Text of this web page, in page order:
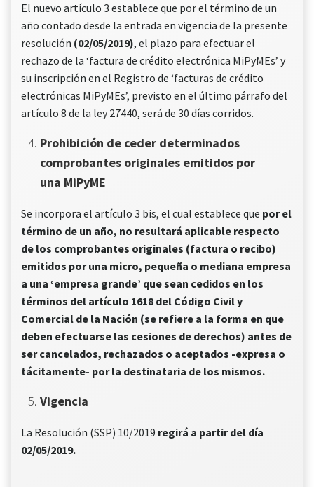
El nuevo artículo 3 establece que por el término de un
año contado desde la entrada en vigencia de la presente
resolución (02/05/2019), el plazo para efectuar el
rechazo de la ‘factura de crédito electrónica MiPyMEs’ y
su inscripción en el Registro de ‘facturas de crédito
electrónicas MiPyMEs’, previsto en el último párrafo del
artículo 8 de la ley 27440, será de 30 días corridos.
Prohibición de ceder determinados
comprobantes originales emitidos por
una MiPyME
Se incorpora el artículo 3 bis, el cual establece que por el
término de un año, no resultará aplicable respecto
de los comprobantes originales (factura o recibo)
emitidos por una micro, pequeña o mediana empresa
a una ‘empresa grande’ que sean cedidos en los
términos del artículo 1618 del Código Civil y
Comercial de la Nación (se refiere a la forma en que
deben efectuarse las cesiones de derechos) antes de
ser cancelados, rechazados o aceptados -expresa o
tácitamente- por la destinataria de los mismos.
Vigencia
La Resolución (SSP) 10/2019 regirá a partir del día
02/05/2019.